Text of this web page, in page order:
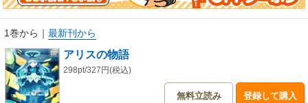
に消えてしまうアリスのホログラフィが、私のことをジッと見つめ続けて
＜審査時の講評より＞
説明のために字数を費やしてしまいがちなサイバーパンク風のSFを、短い
1巻から ｜ 最新刊から
アリスの物語
298pt/327円(税込)
無料立読み 登録して購入